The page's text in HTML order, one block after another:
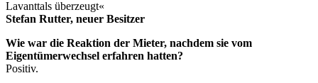
Lavanttals überzeugt«
Stefan Rutter, neuer Besitzer
Wie war die Reaktion der Mieter, nachdem sie vom
Eigentümerwechsel erfahren hatten?
Positiv.